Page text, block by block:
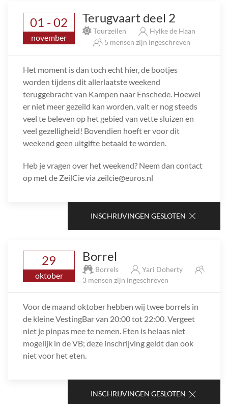
01 - 02
november
Terugvaart deel 2
Tourzeilen
Hylke de Haan
5 mensen zijn ingeschreven
Het moment is dan toch echt hier, de bootjes
worden tijdens dit allerlaatste weekend
teruggebracht van Kampen naar Enschede. Hoewel
er niet meer gezeild kan worden, valt er nog steeds
veel te beleven op het gebied van vette sluizen en
veel gezelligheid! Bovendien hoeft er voor dit
weekend geen uitgifte betaald te worden.
Heb je vragen over het weekend? Neem dan contact
op met de ZeilCie via zeilcie@euros.nl
INSCHRIJVINGEN GESLOTEN
29
oktober
Borrel
Borrels
Yari Doherty
3 mensen zijn ingeschreven
Voor de maand oktober hebben wij twee borrels in
de kleine VestingBar van 20:00 tot 22:00. Vergeet
niet je pinpas mee te nemen. Eten is helaas niet
mogelijk in de VB; deze inschrijving geldt dan ook
niet voor het eten.
INSCHRIJVINGEN GESLOTEN